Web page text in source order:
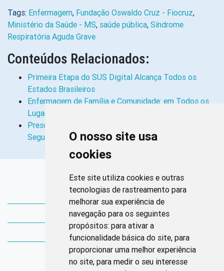
O nosso site usa
cookies
Este site utiliza cookies e outras
tecnologias de rastreamento para
melhorar sua experiência de
navegação para os seguintes
propósitos: para ativar a
funcionalidade básica do site, para
proporcionar uma melhor experiência
no site, para medir o seu interesse
Tags: Enfermagem, Fundação Oswaldo Cruz - Fiocruz,
Ministério da Saúde - MS, saúde pública, Síndrome
Respiratória Aguda Grave
Conteúdos Relacionados:
Primeira Etapa do SUS Digital Alcança Todos os
Estados Brasileiros
Enfermagem de Família e Comunidade: em Todos os
Lugares, Para Todas as Pessoas
Prescrição de Medicamentos Por Enfermeiros é
Segura, Resolutiva e Tem Respaldo Legal
Links Rápidos
Bibliotecas Corens
Bases da Saúde
Bases de conhecimento
Endereço